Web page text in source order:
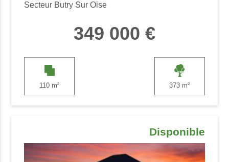
Secteur Butry Sur Oise
349 000 €
110 m² 373 m²
Disponible